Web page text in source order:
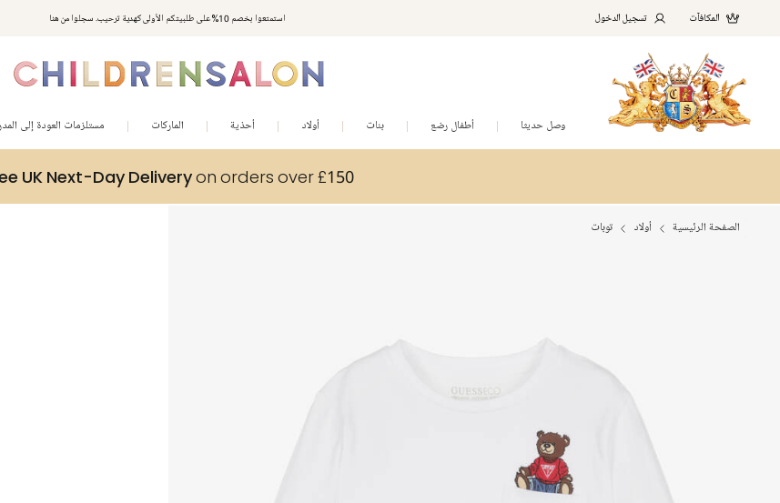
استمتعوا بخصم 10% على طلبيتكم الأولى كهدية ترحيب. سجلوا من هنا المكافآت تسجيل الدخول
وصل حديثا أطفال رضع بنات أولاد أحذية الماركات مستلزمات العودة إلى
UK Next-Day Deliveryon orders over £150
الصفحة الرئيسية أولاد توبات